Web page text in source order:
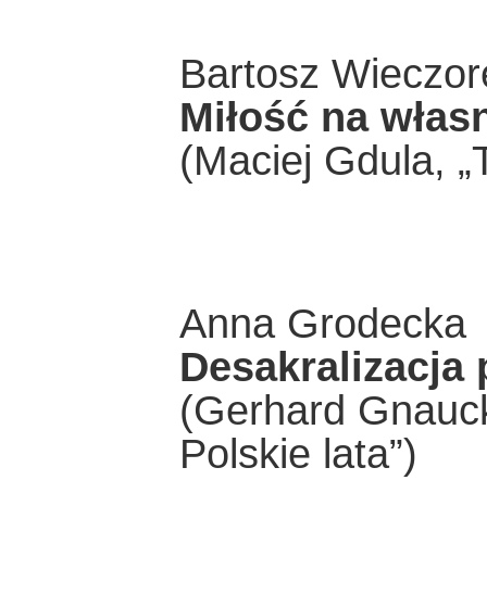
Bartosz
Miłość na
(Maciej Gdula,
Anna Grodecka
Desakralizacja
(Gerhard
Polskie lata”)